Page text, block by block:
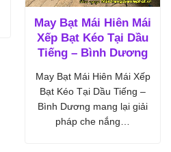
May Bạt Mái Hiên Mái
Xếp Bạt Kéo Tại Dầu
Tiếng – Bình Dương
May Bạt Mái Hiên Mái Xếp
Bạt Kéo Tại Dầu Tiếng –
Bình Dương mang lại giải
pháp che nắng…